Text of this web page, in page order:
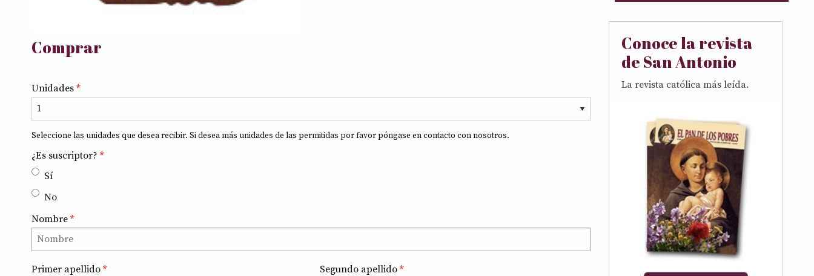
Comprar
Unidades *
Seleccione las unidades que desea recibir. Si desea más unidades de las permitidas por favor póngase en contacto con nosotros.
¿Es suscriptor? *
Sí
No
Nombre *
Primer apellido * Segundo apellido*
Conoce la revista
de San Antonio
La revista católica más leída.